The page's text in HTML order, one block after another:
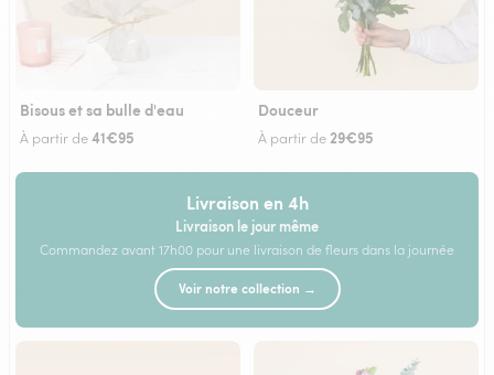
Bisous et sa bulle d'eau
À partir de41€95
Douceur
À partir de29€95
Livraison en 4h
Livraison le jour même
Commandez avant 17h00 pour une livraison de fleurs dans la journée
Voir notre collection →